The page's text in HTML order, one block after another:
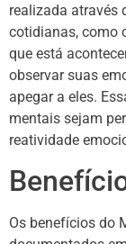
realizada através
cotidianas, como
que está
observar suas
apegar a eles.
mentais sejam
reatividade
Os benefícios do